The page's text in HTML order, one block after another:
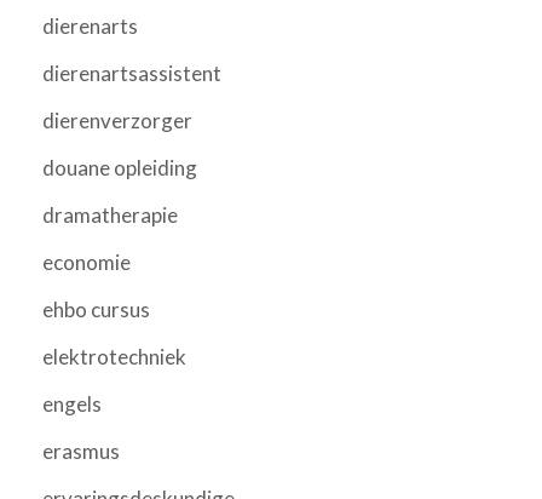
dierenarts
dierenartsassistent
dierenverzorger
douane opleiding
dramatherapie
economie
ehbo cursus
elektrotechniek
engels
erasmus